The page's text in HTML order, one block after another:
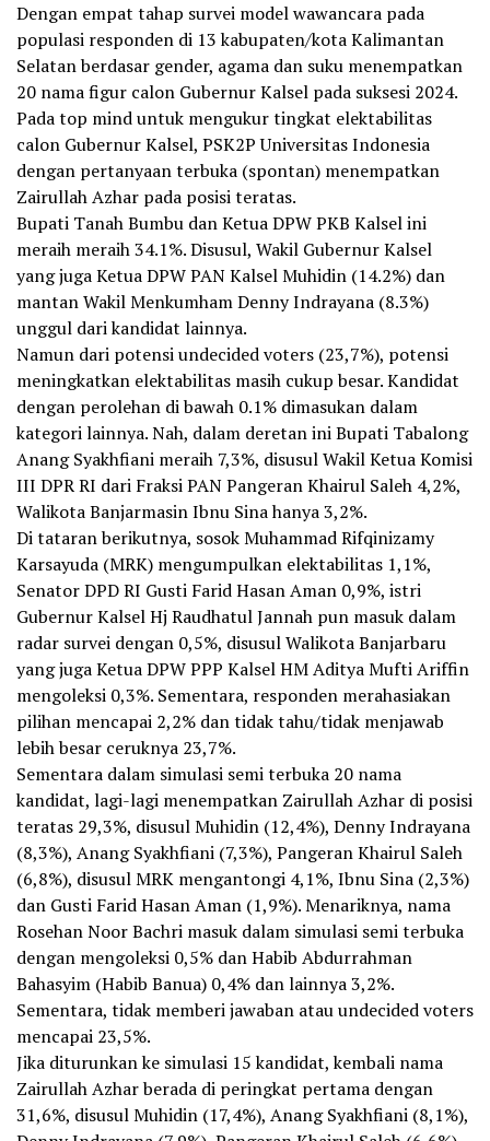
Dengan empat tahap survei model wawancara pada
populasi responden di 13 kabupaten/kota Kalimantan
Selatan berdasar gender, agama dan suku menempatkan
20 nama figur calon Gubernur Kalsel pada suksesi 2024.
Pada top mind untuk mengukur tingkat elektabilitas
calon Gubernur Kalsel, PSK2P Universitas Indonesia
dengan pertanyaan terbuka (spontan) menempatkan
Zairullah Azhar pada posisi teratas.
Bupati Tanah Bumbu dan Ketua DPW PKB Kalsel ini
meraih meraih 34.1%. Disusul, Wakil Gubernur Kalsel
yang juga Ketua DPW PAN Kalsel Muhidin (14.2%) dan
mantan Wakil Menkumham Denny Indrayana (8.3%)
unggul dari kandidat lainnya.
Namun dari potensi undecided voters (23,7%), potensi
meningkatkan elektabilitas masih cukup besar. Kandidat
dengan perolehan di bawah 0.1% dimasukan dalam
kategori lainnya. Nah, dalam deretan ini Bupati Tabalong
Anang Syakhfiani meraih 7,3%, disusul Wakil Ketua Komisi
III DPR RI dari Fraksi PAN Pangeran Khairul Saleh 4,2%,
Walikota Banjarmasin Ibnu Sina hanya 3,2%.
Di tataran berikutnya, sosok Muhammad Rifqinizamy
Karsayuda (MRK) mengumpulkan elektabilitas 1,1%,
Senator DPD RI Gusti Farid Hasan Aman 0,9%, istri
Gubernur Kalsel Hj Raudhatul Jannah pun masuk dalam
radar survei dengan 0,5%, disusul Walikota Banjarbaru
yang juga Ketua DPW PPP Kalsel HM Aditya Mufti Ariffin
mengoleksi 0,3%. Sementara, responden merahasiakan
pilihan mencapai 2,2% dan tidak tahu/tidak menjawab
lebih besar ceruknya 23,7%.
Sementara dalam simulasi semi terbuka 20 nama
kandidat, lagi-lagi menempatkan Zairullah Azhar di posisi
teratas 29,3%, disusul Muhidin (12,4%), Denny Indrayana
(8,3%), Anang Syakhfiani (7,3%), Pangeran Khairul Saleh
(6,8%), disusul MRK mengantongi 4,1%, Ibnu Sina (2,3%)
dan Gusti Farid Hasan Aman (1,9%). Menariknya, nama
Rosehan Noor Bachri masuk dalam simulasi semi terbuka
dengan mengoleksi 0,5% dan Habib Abdurrahman
Bahasyim (Habib Banua) 0,4% dan lainnya 3,2%.
Sementara, tidak memberi jawaban atau undecided voters
mencapai 23,5%.
Jika diturunkan ke simulasi 15 kandidat, kembali nama
Zairullah Azhar berada di peringkat pertama dengan
31,6%, disusul Muhidin (17,4%), Anang Syakhfiani (8,1%),